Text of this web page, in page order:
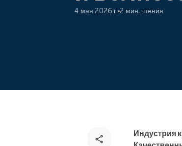
курсы
4 мая 2026 г. 2 мин. чтения
Индустрия